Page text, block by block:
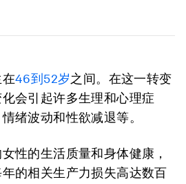
46到52岁之间。在这一转变
会引起许多生理和心理症
绪波动和性欲减退等。
性的生活质量和身体健康，
的相关生产力损失高达数百